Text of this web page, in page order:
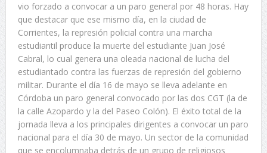
vio forzado a convocar a un paro general por 48 horas. Hay
que destacar que ese mismo día, en la ciudad de
Corrientes, la represión policial contra una marcha
estudiantil produce la muerte del estudiante Juan José
Cabral, lo cual genera una oleada nacional de lucha del
estudiantado contra las fuerzas de represión del gobierno
militar. Durante el día 16 de mayo se lleva adelante en
Córdoba un paro general convocado por las dos CGT (la de
la calle Azopardo y la del Paseo Colón). El éxito total de la
jornada lleva a los principales dirigentes a convocar un paro
nacional para el día 30 de mayo. Un sector de la comunidad
que se encolumnaba detrás de un grupo de religiosos